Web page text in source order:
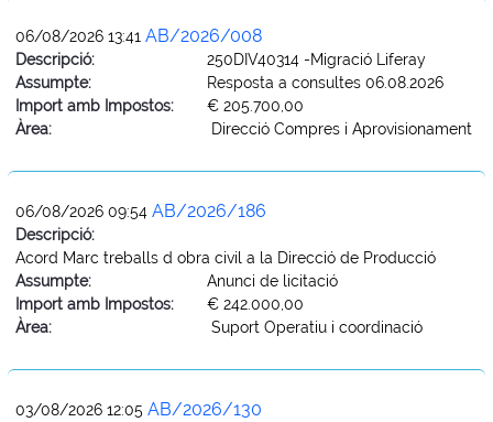
06/08/2026 13:41 AB/2026/008
Descripció:
250DIV40314 -Migració Liferay
Assumpte:
Resposta a consultes 06.08.2026
Import amb Impostos:
€ 205.700,00
Àrea:
Direcció Compres i Aprovisionament
06/08/2026 09:54 AB/2026/186
Descripció:
Acord Marc treballs d obra civil a la Direcció de Producció
Assumpte:
Anunci de licitació
Import amb Impostos:
€ 242.000,00
Àrea:
Suport Operatiu i coordinació
03/08/2026 12:05 AB/2026/130